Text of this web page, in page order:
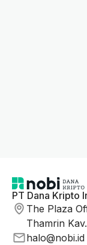
PT Dana Kripto
The Plaza
Thamrin
halo@nobi.id